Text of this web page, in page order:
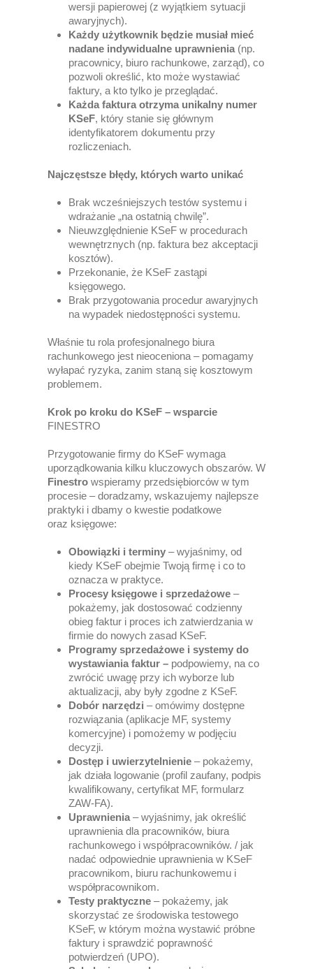
wersji papierowej (z wyjątkiem sytuacji
awaryjnych).
Każdy użytkownik będzie musiał mieć
nadane indywidualne uprawnienia (np.
pracownicy, biuro rachunkowe, zarząd), co
pozwoli określić, kto może wystawiać
faktury, a kto tylko je przeglądać.
Każda faktura otrzyma unikalny numer
KSeF, który stanie się głównym
identyfikatorem dokumentu przy
rozliczeniach.
Najczęstsze błędy, których warto unikać
Brak wcześniejszych testów systemu i
wdrażanie „na ostatnią chwilę”.
Nieuwzględnienie KSeF w procedurach
wewnętrznych (np. faktura bez akceptacji
kosztów).
Przekonanie, że KSeF zastąpi
księgowego.
Brak przygotowania procedur awaryjnych
na wypadek niedostępności systemu.
Właśnie tu rola profesjonalnego biura
rachunkowego jest nieoceniona – pomagamy
wyłapać ryzyka, zanim staną się kosztowym
problemem.
Krok po kroku do KSeF – wsparcie
FINESTRO
Przygotowanie firmy do KSeF wymaga
uporządkowania kilku kluczowych obszarów. W
Finestro wspieramy przedsiębiorców w tym
procesie – doradzamy, wskazujemy najlepsze
praktyki i dbamy o kwestie podatkowe
oraz księgowe:
Obowiązki i terminy – wyjaśnimy, od
kiedy KSeF obejmie Twoją firmę i co to
oznacza w praktyce.
Procesy księgowe i sprzedażowe –
pokażemy, jak dostosować codzienny
obieg faktur i proces ich zatwierdzania w
firmie do nowych zasad KSeF.
Programy sprzedażowe i systemy do
wystawiania faktur – podpowiemy, na co
zwrócić uwagę przy ich wyborze lub
aktualizacji, aby były zgodne z KSeF.
Dobór narzędzi – omówimy dostępne
rozwiązania (aplikacje MF, systemy
komercyjne) i pomożemy w podjęciu
decyzji.
Dostęp i uwierzytelnienie – pokażemy,
jak działa logowanie (profil zaufany, podpis
kwalifikowany, certyfikat MF, formularz
ZAW-FA).
Uprawnienia – wyjaśnimy, jak określić
uprawnienia dla pracowników, biura
rachunkowego i współpracowników. / jak
nadać odpowiednie uprawnienia w KSeF
pracownikom, biuru rachunkowemu i
współpracownikom.
Testy praktyczne – pokażemy, jak
skorzystać ze środowiska testowego
KSeF, w którym można wystawić próbne
faktury i sprawdzić poprawność
potwierdzeń (UPO).